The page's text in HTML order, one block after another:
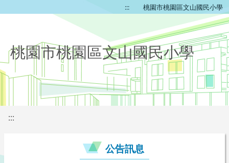
::: 桃園市桃園區文山國民小學
桃園市桃園區文山國民小學
:::
公告訊息